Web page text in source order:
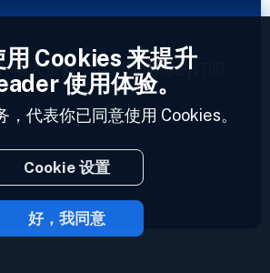
输入资料，立即访问你的订阅
2023 © Inoreader
用 Cookies 来提升
使用体验。
，代表你已同意使用 Cookies。
Cookie 设置
好，我同意